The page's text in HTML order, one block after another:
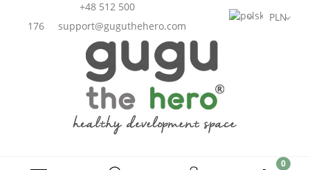
+48 512 500
176
support@guguthehero.com